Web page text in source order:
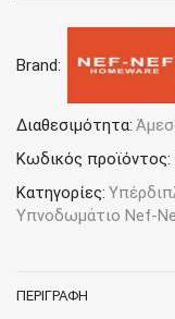
Brand:
Διαθεσιμότητα:
Κωδικός προϊόντος:
Κατηγορίες:
Υπνοδωμάτιο Nef-
ΠΕΡΙΓΡΑΦΉ